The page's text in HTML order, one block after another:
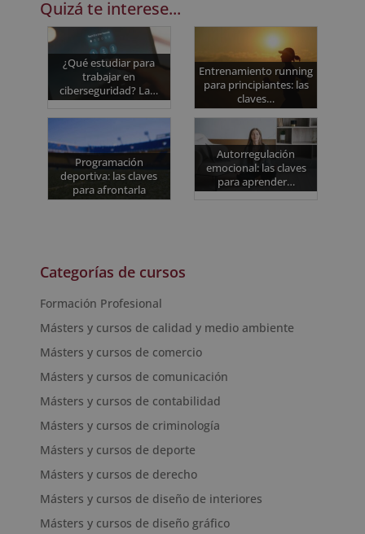
Quizá te interese...
¿Qué estudiar para
trabajar en
ciberseguridad? La…
Entrenamiento running
para principiantes: las
claves…
Programación
deportiva: las claves
para afrontarla
Autorregulación
emocional: las claves
para aprender…
Categorías de cursos
Formación Profesional
Másters y cursos de calidad y medio ambiente
Másters y cursos de comercio
Másters y cursos de comunicación
Másters y cursos de contabilidad
Másters y cursos de criminología
Másters y cursos de deporte
Másters y cursos de derecho
Másters y cursos de diseño de interiores
Másters y cursos de diseño gráfico